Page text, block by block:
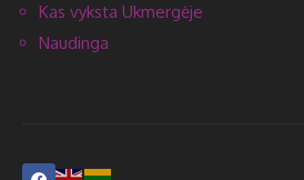
Kas vyksta Ukmergėje
Naudinga